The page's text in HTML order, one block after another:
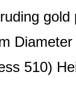
gold
Diameter
510)